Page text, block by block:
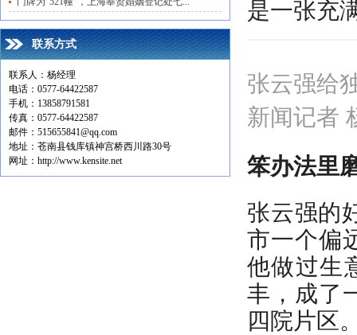
联系方式
联系人：杨经理
电话：0577-64422587
手机：13858791581
传真：0577-64422587
邮件：515655841@qq.com
地址：苍南县钱库镇神宫桥西川路30号
网址：http://www.kensite.net
是一张充
张云强给
新闻记者
笨办法里
张云强的
市一个偏
他做过生
丰，成了
四院片区